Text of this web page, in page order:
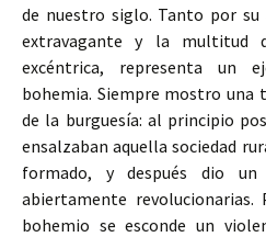
de nuestro siglo. Tanto por
extravagante y la multitud
excéntrica, representa un
bohemia. Siempre mostro una
de la burguesía: al principio
ensalzaban aquella sociedad
formado, y después dio
abiertamente
bohemio se esconde un